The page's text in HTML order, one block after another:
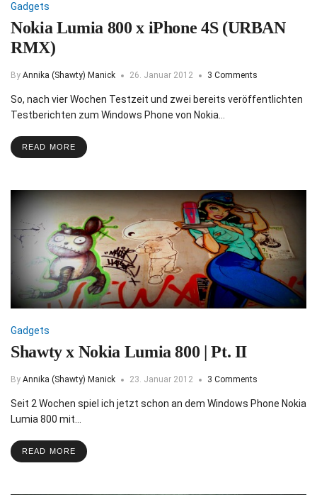
Gadgets
Nokia Lumia 800 x iPhone 4S (URBAN
RMX)
By Annika (Shawty) Manick 26. Januar 2012 3 Comments
So, nach vier Wochen Testzeit und zwei bereits veröffentlichten
Testberichten zum Windows Phone von Nokia…
READ MORE
Gadgets
Shawty x Nokia Lumia 800 | Pt. II
By Annika (Shawty) Manick 23. Januar 2012 3 Comments
Seit 2 Wochen spiel ich jetzt schon an dem Windows Phone Nokia
Lumia 800 mit…
READ MORE